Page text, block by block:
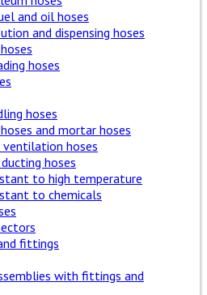
and oil hoses
and dispensing hoses
hoses
hoses
and mortar hoses
ventilation hoses
hoses
to high temperature
to chemicals
fittings
with fittings and